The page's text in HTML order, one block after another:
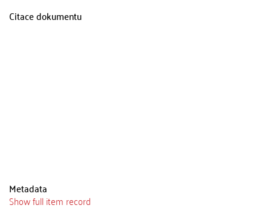
Citace dokumentu
Metadata
Show full item record